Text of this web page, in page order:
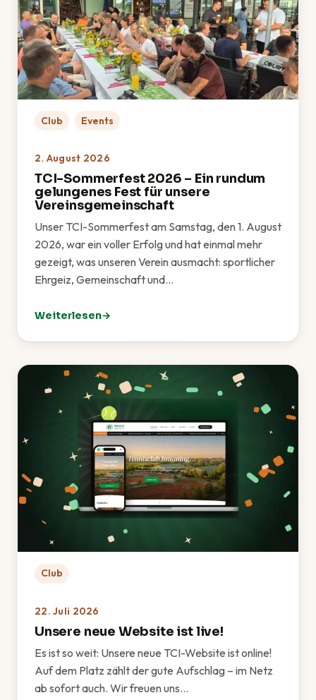
Club Events
2. August 2026
TCI-Sommerfest 2026 – Ein rundum
gelungenes Fest für unsere
Vereinsgemeinschaft
Unser TCI-Sommerfest am Samstag, den 1. August
2026, war ein voller Erfolg und hat einmal mehr
gezeigt, was unseren Verein ausmacht: sportlicher
Ehrgeiz, Gemeinschaft und…
Weiterlesen
: TCI-Sommerfest 2026 – Ein rundum gelungenes
Club
22. Juli 2026
Unsere neue Website ist live!
Es ist so weit: Unsere neue TCI-Website ist online!
Auf dem Platz zählt der gute Aufschlag – im Netz
ab sofort auch. Wir freuen uns…